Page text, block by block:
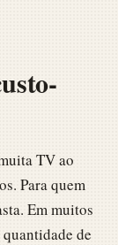
TV ao
Para quem
Em muitos
de